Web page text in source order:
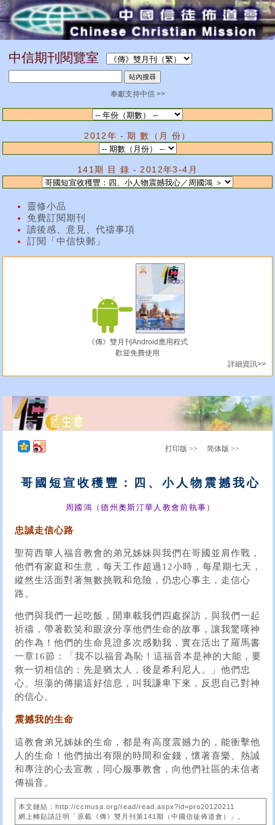
中信期刊閱覽室
奉獻支持中信 >>
2012年 - 期 數（月 份）
141期 目 錄 - 2012年3-4月
靈修小品
免費訂閱期刊
讀後感、意見、代禱事項
訂閱「中信快郵」
《傳》雙月刊Android應用程式
歡迎免費使用
詳細資訊>>
打印版 >> 简体版 >>
哥國短宣收穫豐：四、小人物震撼我心
周國鴻（德州奧斯汀華人教會前執事）
忠誠走信心路
聖荷西華人福音教會的弟兄姊妹與我們在哥國並肩作戰，
他們有家庭和生意，每天工作超過12小時，每星期七天，
縱然生活面對著無數挑戰和危險，仍忠心事主，走信心
路。
他們與我們一起吃飯，開車載我們四處探訪，與我們一起
祈禱，帶著歡笑和眼淚分享他們生命的故事，讓我驚嘆神
的作為！他們的生命見證多次感動我，實在活出了羅馬書
一章16節：「我不以福音為恥！這福音本是神的大能，要
救一切相信的；先是猶太人，後是希利尼人。」他們忠
心、坦蕩的傳揚這好信息，叫我謙卑下來，反思自己對神
的信心。
震撼我的生命
這教會弟兄姊妹的生命，都是有高度震撼力的，能衝擊他
人的生命！他們抽出有限的時間和金錢，懷著喜樂、熱誠
和專注的心去宣教，同心服事教會，向他們社區的未信者
傳福音。
本文鏈結：http://ccmusa.org/read/read.aspx?id=pro20120211
網上轉貼請註明「原載《傳》雙月刊第141期（中國信徒佈道會）」。